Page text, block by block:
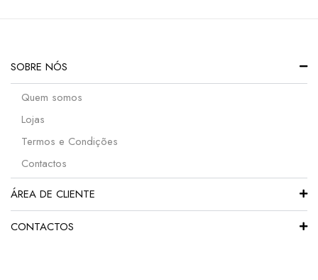
SOBRE NÓS
Quem somos
Lojas
Termos e Condições
Contactos
ÁREA DE CLIENTE
CONTACTOS